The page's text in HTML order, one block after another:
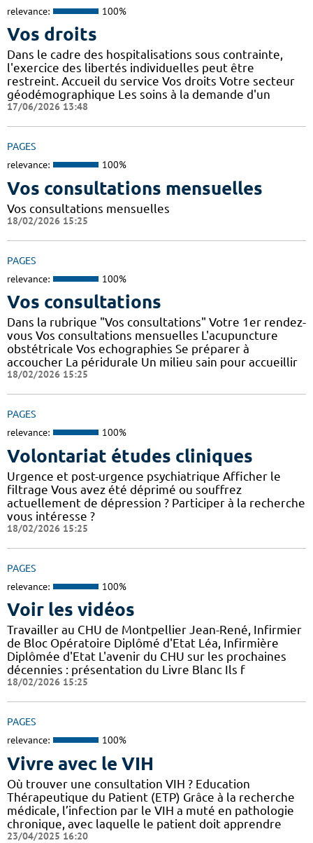
relevance: 100%
Vos droits
Dans le cadre des hospitalisations sous contrainte,
l'exercice des libertés individuelles peut être
restreint. Accueil du service Vos droits Votre secteur
géodémographique Les soins à la demande d'un
17/06/2026 13:48
PAGES
relevance: 100%
Vos consultations mensuelles
Vos consultations mensuelles
18/02/2026 15:25
PAGES
relevance: 100%
Vos consultations
Dans la rubrique "Vos consultations" Votre 1er rendez-
vous Vos consultations mensuelles L'acupuncture
obstétricale Vos echographies Se préparer à
accoucher La péridurale Un milieu sain pour accueillir
18/02/2026 15:25
PAGES
relevance: 100%
Volontariat études cliniques
Urgence et post-urgence psychiatrique Afficher le
filtrage Vous avez été déprimé ou souffrez
actuellement de dépression ? Participer à la recherche
vous intéresse ?
18/02/2026 15:25
PAGES
relevance: 100%
Voir les vidéos
Travailler au CHU de Montpellier Jean-René, Infirmier
de Bloc Opératoire Diplômé d'Etat Léa, Infirmière
Diplômée d'Etat L'avenir du CHU sur les prochaines
décennies : présentation du Livre Blanc Ils f
18/02/2026 15:25
PAGES
relevance: 100%
Vivre avec le VIH
Où trouver une consultation VIH ? Education
Thérapeutique du Patient (ETP) Grâce à la recherche
médicale, l’infection par le VIH a muté en pathologie
chronique, avec laquelle le patient doit apprendre
23/04/2025 16:20